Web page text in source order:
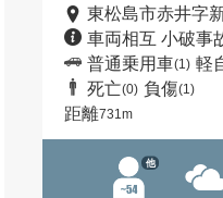
東松島市赤井字
車両相互 小破事
普通乗用車(1) 軽
死亡(0) 負傷(1)
距離731m
他